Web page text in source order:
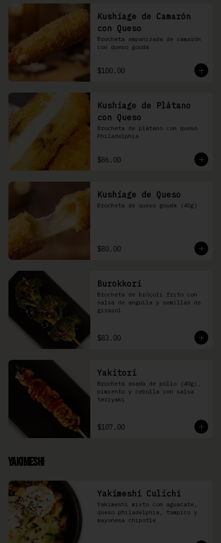
Kushiage de Camarón
con Queso
Brocheta empanizada de camarón
con queso gouda
$100.00
Kushiage de Plátano
con Queso
Brocheta de plátano con queso
Philadelphia
$86.00
Kushiage de Queso
Brocheta de queso gouda (40g)
$80.00
Burokkori
Brocheta de brócoli frito con
salsa de anguila y semillas de
girasol
$83.00
Yakitori
Brocheta asada de pollo (40g),
pimiento y cebolla con salsa
teriyaki
$107.00
Yakimeshi
Yakimeshi Culichi
Yakimeshi mixto con aguacate,
queso philadelphia, tampico y
mayonesa chipotle